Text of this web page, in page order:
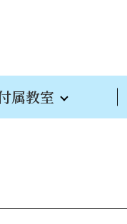
属教室